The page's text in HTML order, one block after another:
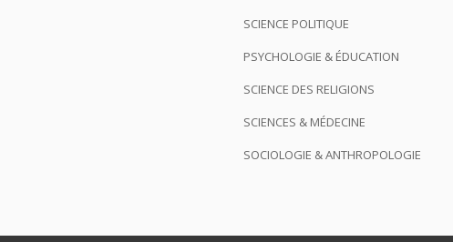
SCIENCE POLITIQUE
PSYCHOLOGIE & ÉDUCATION
SCIENCE DES RELIGIONS
SCIENCES & MÉDECINE
SOCIOLOGIE & ANTHROPOLOGIE